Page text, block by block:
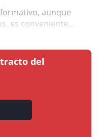
aunque
es conveniente...
del